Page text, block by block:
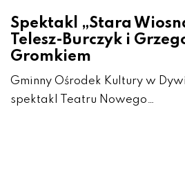
Spektakl „Stara
Telesz-Burczyk i
Gromkiem
Gminny Ośrodek Kultury w
spektakl Teatru Nowego…